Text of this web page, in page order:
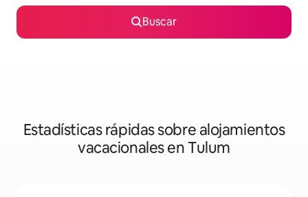
Buscar
Estadísticas rápidas sobre alojamientos
vacacionales en Tulum